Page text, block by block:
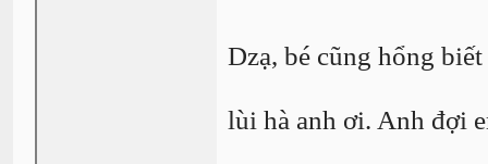
Dzạ, bé cũng hổng
lùi hà anh ơi. Anh đợi